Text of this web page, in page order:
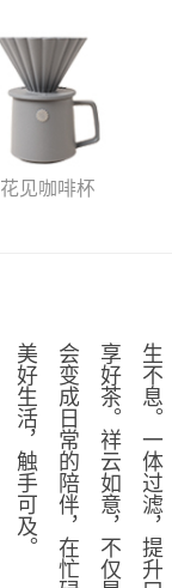
花见咖啡杯